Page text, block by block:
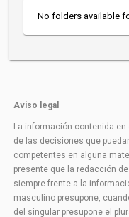
No folders available
Aviso legal
La información contenida
de las decisiones que
competentes en alguna
presente que la redacción
siempre frente a la
masculino presupone,
del singular presupone el